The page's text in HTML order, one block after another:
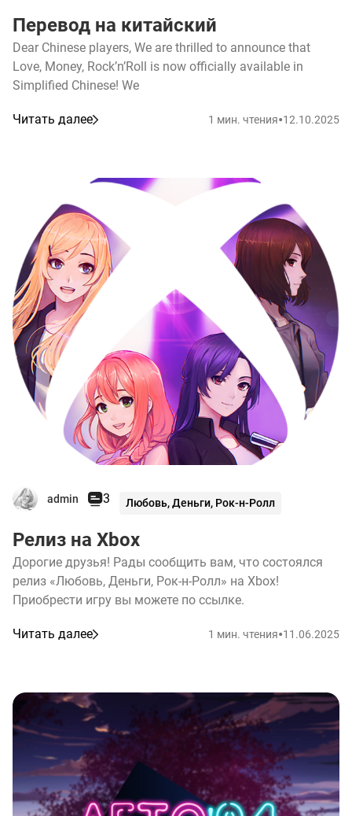
Перевод на китайский
Dear Chinese players, We are thrilled to announce that
Love, Money, Rock’n’Roll is now officially available in
Simplified Chinese! We
Читать далее 1 мин. чтения•12.10.2025
admin 3 Любовь, Деньги, Рок-н-Ролл
Релиз на Xbox
Дорогие друзья! Рады сообщить вам, что состоялся
релиз «Любовь, Деньги, Рок-н-Ролл» на Xbox!
Приобрести игру вы можете по ссылке.
Читать далее 1 мин. чтения•11.06.2025